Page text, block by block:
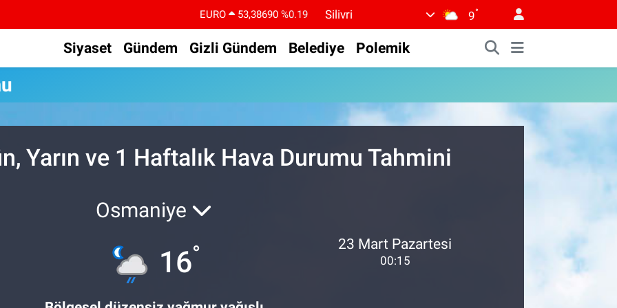
EURO 53,38690 %0.19
STERLİN
61,60380
%0.18
Silivri 9°
Siyaset Gündem Gizli Gündem Belediye Polemik
Yarın ve 1 Haftalık Hava Durumu Tahmini
Osmaniye
16° 23 Mart Pazartesi
00:15